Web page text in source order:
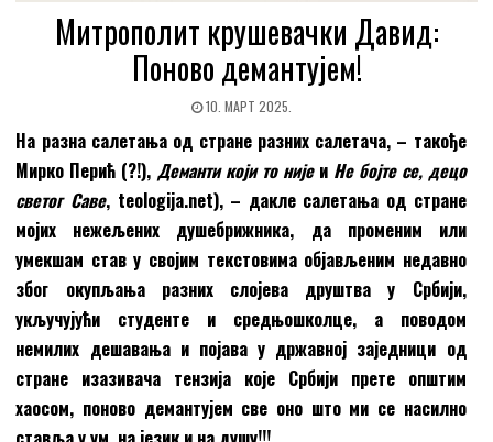
Митрополит крушевачки Давид:
Поново демантујем!
10. МАРТ 2025.
На разна салетања од стране разних салетача, – такође
Мирко Перић (?!), Деманти који то није и Не бојте се, децо
светог Саве, teologija.net), – дакле салетања од стране
мојих нежељених душебрижника, да променим или
умекшам став у својим текстовима објављеним недавно
због окупљања разних слојева друштва у Србији,
укључујући студенте и средњошколце, а поводом
немилих дешавања и појава у државној заједници од
стране изазивача тензија које Србији прете општим
хаосом, поново демантујем све оно што ми се насилно